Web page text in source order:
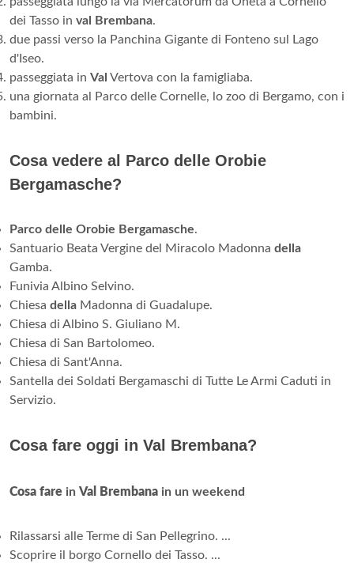
dei Tasso in val Brembana.
due passi verso la Panchina Gigante di Fonteno sul Lago
d'Iseo.
passeggiata in Val Vertova con la famigliaba.
una giornata al Parco delle Cornelle, lo zoo di Bergamo, con i
bambini.
Cosa vedere al Parco delle Orobie
Bergamasche?
Parco delle Orobie Bergamasche.
Santuario Beata Vergine del Miracolo Madonna della
Gamba.
Funivia Albino Selvino.
Chiesa della Madonna di Guadalupe.
Chiesa di Albino S. Giuliano M.
Chiesa di San Bartolomeo.
Chiesa di Sant'Anna.
Santella dei Soldati Bergamaschi di Tutte Le Armi Caduti in
Servizio.
Cosa fare oggi in Val Brembana?
Cosa fare in Val Brembana in un weekend
Rilassarsi alle Terme di San Pellegrino. ...
Scoprire il borgo Cornello dei Tasso. ...